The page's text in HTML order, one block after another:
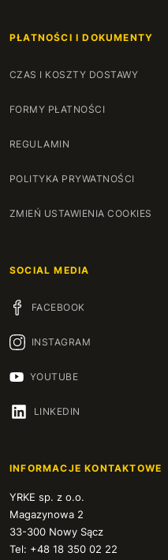
PŁATNOŚCI I DOKUMENTY
CZAS I KOSZTY DOSTAWY
FORMY PŁATNOŚCI
REGULAMIN
POLITYKA PRYWATNOŚCI
ZMIEŃ USTAWIENIA COOKIES
SOCIAL MEDIA
FACEBOOK
INSTAGRAM
YOUTUBE
LINKEDIN
INFORMACJE KONTAKTOWE
YRKE sp. z o.o.
Magazynowa 2
33-300 Nowy Sącz
Tel: +48 18 350 02 22